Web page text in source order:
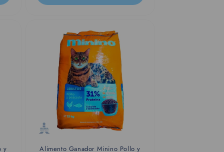
y
Alimento Ganador Minino Pollo y